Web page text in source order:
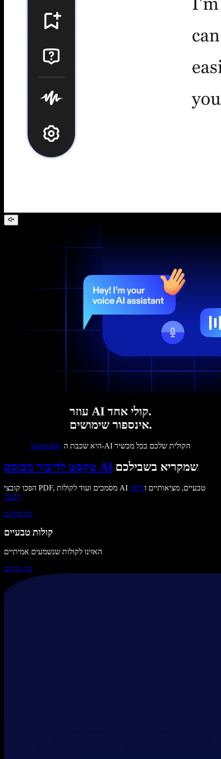
עוזר AI קולי אחד.
אינספור שימושים.
Speechify היא שכבת ה-AI הקולית שלכם בכל מכשיר
טקסט לדיבור מבוסס AI שמקריא בשבילכם
הפכו קובצי PDF, מסמכים ועוד לקולות AI טבעיים, מציאותיים ומלאי
הבעה
נסו בחינם
קולות טבעיים
האזינו לקולות שנשמעים אמיתיים
נסו בחינם